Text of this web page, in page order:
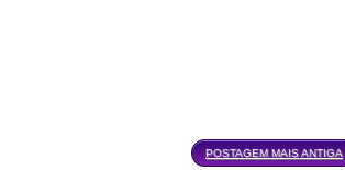
POSTAGEM MAIS ANTIGA